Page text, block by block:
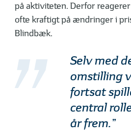
på aktiviteten. Derfor
ofte kraftigt på ændringer i
Blindbæk.
Selv med
omstilling
fortsat
central
år frem.”